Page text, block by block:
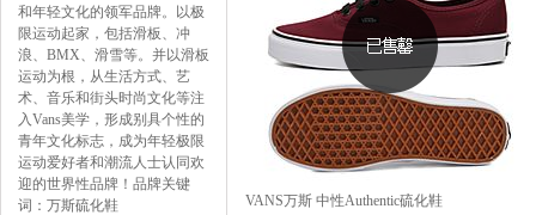
和年轻文化的领军品牌。以极
限运动起家，包括滑板、冲
浪、BMX、滑雪等。并以滑板
运动为根，从生活方式、艺
术、音乐和街头时尚文化等注
入Vans美学，形成别具个性的
青年文化标志，成为年轻极限
运动爱好者和潮流人士认同欢
迎的世界性品牌！品牌关键
词：万斯硫化鞋
VANS万斯 中性Authentic硫化鞋